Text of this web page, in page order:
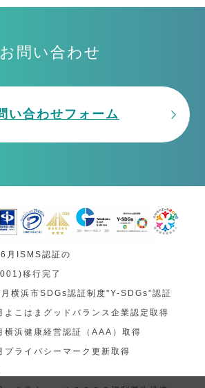
お問い合わせ
い合わせフォーム
月ISMS認証の
移行完了
横浜市SDGs認証制度"Y-SDGs”認証
こはまグッドバランス企業認定取得
浜健康経営認証（AAA）取得
ライバシーマーク更新取得